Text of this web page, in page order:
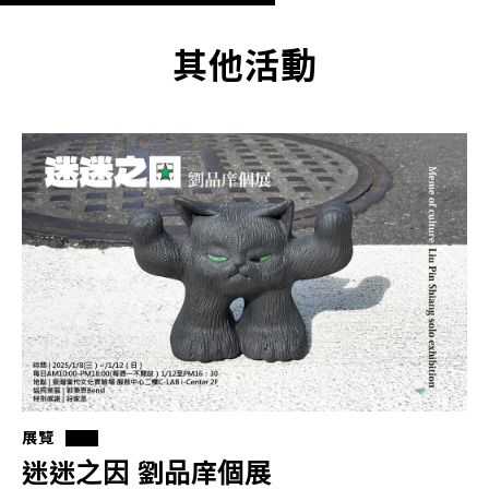
其他活動
展覽
迷迷之因 劉品庠個展